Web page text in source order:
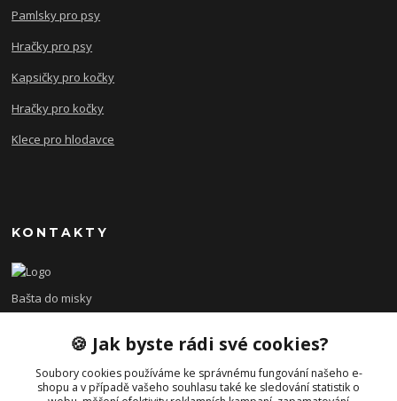
Pamlsky pro psy
Hračky pro psy
Kapsičky pro kočky
Hračky pro kočky
Klece pro hlodavce
KONTAKTY
Bašta do misky
+420 608 479 610
po - pá 8:00 - 15:00
info@bastadomisky.cz
🍪 Jak byste rádi své cookies?
Soubory cookies používáme ke správnému fungování našeho e-
shopu a v případě vašeho souhlasu také ke sledování statistik o